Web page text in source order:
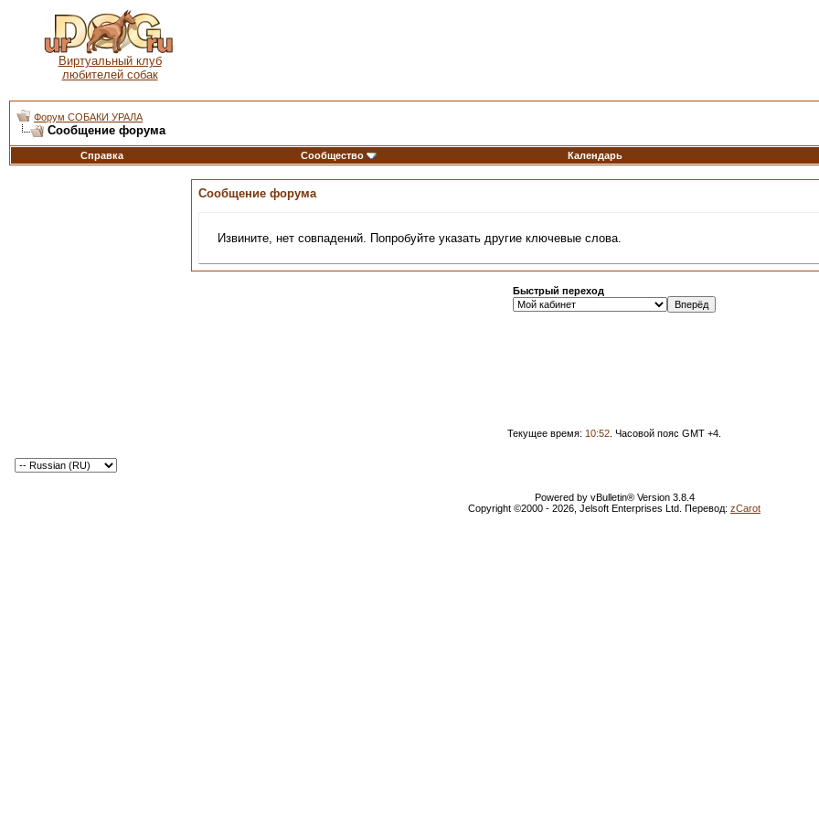
Виртуальный клуб
любителей собак
Форум СОБАКИ УРАЛА
Сообщение форума
Справка
Сообщество Календарь
Сообщение форума
Извините, нет совпадений. Попробуйте указать другие ключевые слова.
Быстрый переход
Текущее время: 10:52 . Часовой пояс GMT +4.
Powered by vBulletin® Version 3.8.4
Copyright ©2000 - 2026, Jelsoft Enterprises Ltd. Перевод: zCarot